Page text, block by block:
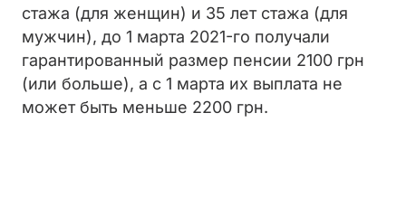
стажа (для женщин) и 35 лет стажа (для
мужчин), до 1 марта 2021-го получали
гарантированный размер пенсии 2100 грн
(или больше), а с 1 марта их выплата не
может быть меньше 2200 грн.